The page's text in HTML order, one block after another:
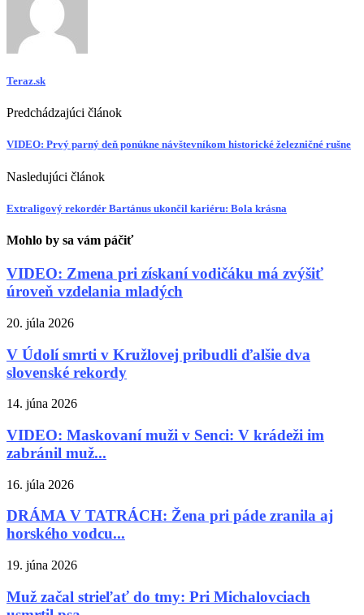
Teraz.sk
Predchádzajúci článok
VIDEO: Prvý parný deň ponúkne návštevníkom historické železničné rušne
Nasledujúci článok
Extraligový rekordér Bartánus ukončil kariéru: Bola krásna
Mohlo by sa vám páčiť
VIDEO: Zmena pri získaní vodičáku má zvýšiť
úroveň vzdelania mladých
20. júla 2026
V Údolí smrti v Kružlovej pribudli ďalšie dva
slovenské rekordy
14. júna 2026
VIDEO: Maskovaní muži v Senci: V krádeži im
zabránil muž...
16. júla 2026
DRÁMA V TATRÁCH: Žena pri páde zranila aj
horského vodcu...
19. júna 2026
Muž začal strieľať do tmy: Pri Michalovciach